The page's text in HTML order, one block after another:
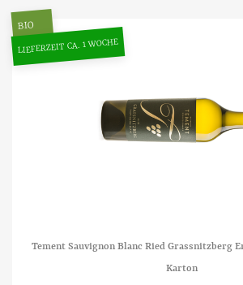
Tement Sauvignon Blanc Ried Grassnitzberg
Karton
BIO
LIEFERZEIT CA. 1 WOCHE